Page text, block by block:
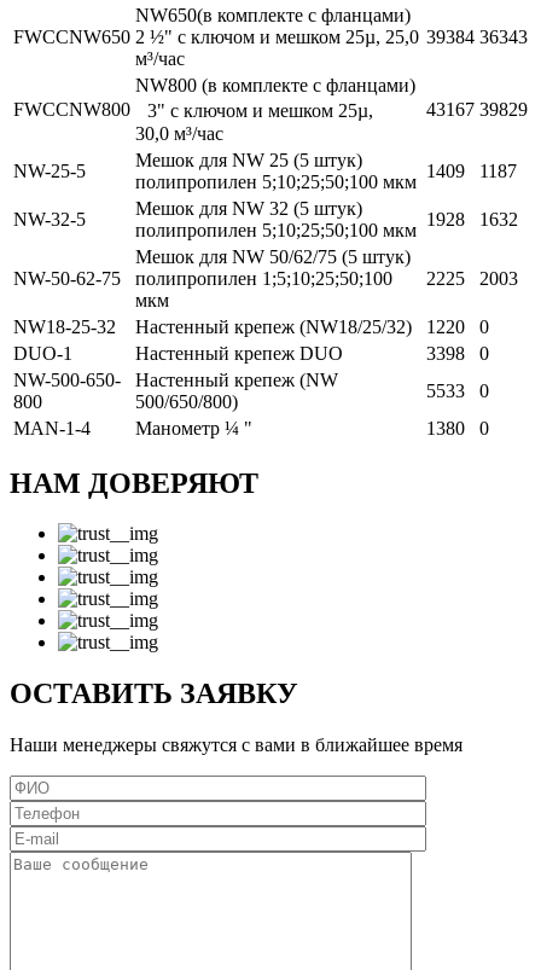
FWCCNW650
NW650(в комплекте с фланцами)
2 ½" с ключом и мешком 25µ, 25,0
м³/час
39384 36343
FWCCNW800
NW800 (в комплекте с фланцами)
3" с ключом и мешком 25µ,
30,0 м³/час
43167 39829
NW-25-5
Мешок для NW 25 (5 штук)
полипропилен 5;10;25;50;100 мкм
1409 1187
NW-32-5
Мешок для NW 32 (5 штук)
полипропилен 5;10;25;50;100 мкм
1928 1632
NW-50-62-75
Мешок для NW 50/62/75 (5 штук)
полипропилен 1;5;10;25;50;100
мкм
2225 2003
NW18-25-32 Настенный крепеж (NW18/25/32) 1220
0
DUO-1
Настенный крепеж DUO 3398
0
NW-500-650-
800
Настенный крепеж (NW
500/650/800)
5533
0
MAN-1-4
Манометр ¼ " 1380 0
НАМ ДОВЕРЯЮТ
ОСТАВИТЬ ЗАЯВКУ
Наши менеджеры свяжутся с вами в ближайшее время